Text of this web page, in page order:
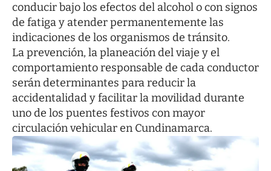
conducir bajo los efectos del alcohol o con signos
de fatiga y atender permanentemente las
indicaciones de los organismos de tránsito.
La prevención, la planeación del viaje y el
comportamiento responsable de cada conductor
serán determinantes para reducir la
accidentalidad y facilitar la movilidad durante
uno de los puentes festivos con mayor
circulación vehicular en Cundinamarca.